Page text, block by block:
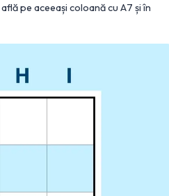
pe aceeași coloană cu A7 și în